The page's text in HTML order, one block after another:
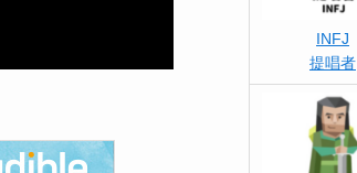
INFJ
提唱者